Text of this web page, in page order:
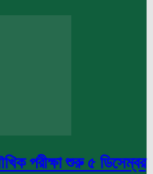
পরীক্ষা শুরু ৫ ডিসেম্বর